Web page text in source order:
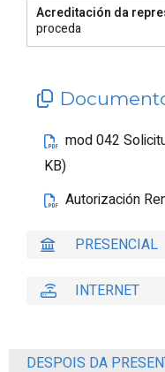
Acreditación da
proceda
mod 042
KB)
Autorización
PRESENCIAL
INTERNET
DESPOIS DA